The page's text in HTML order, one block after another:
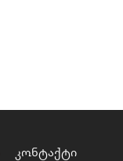
კონტაქტი